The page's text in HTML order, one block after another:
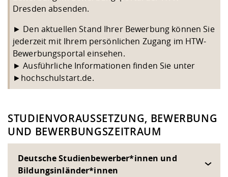
Dresden absenden.
► Den aktuellen Stand Ihrer Bewerbung können Sie
jederzeit mit Ihrem persönlichen Zugang im HTW-
Bewerbungsportal einsehen.
► Ausführliche Informationen finden Sie unter
►hochschulstart.de.
STUDIENVORAUSSETZUNG, BEWERBUNG
UND BEWERBUNGSZEITRAUM
Deutsche Studienbewerber*innen und
Bildungsinländer*innen